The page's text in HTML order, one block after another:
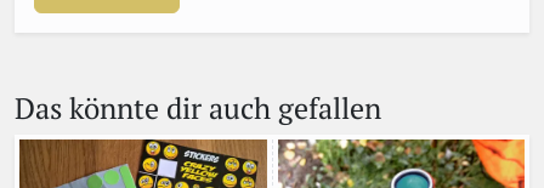
Das könnte dir auch gefallen